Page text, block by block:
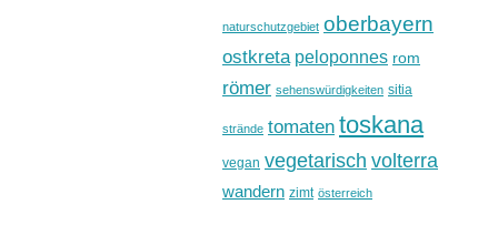
naturschutzgebiet oberbayern
ostkreta peloponnes rom
römer sehenswürdigkeiten sitia
strände tomaten toskana
vegan vegetarisch volterra
wandern zimt österreich